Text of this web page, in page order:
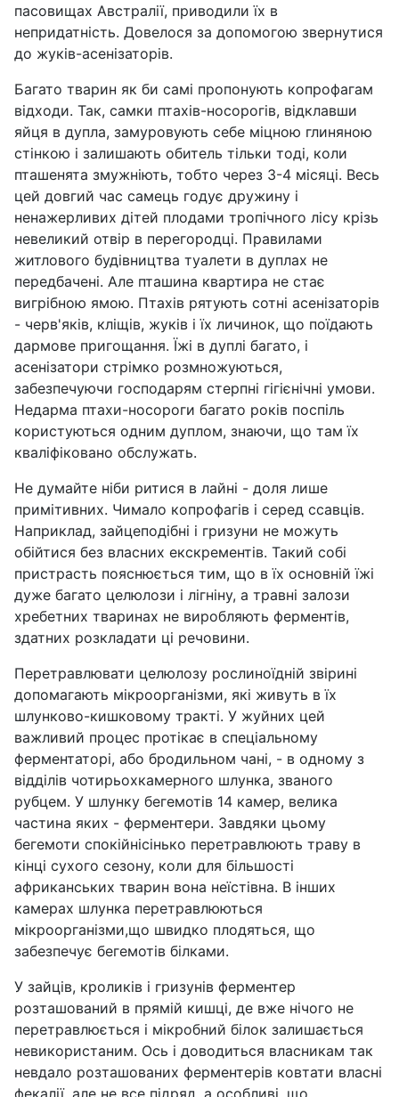
пасовищах Австралії, приводили їх в
непридатність. Довелося за допомогою звернутися
до жуків-асенізаторів.
Багато тварин як би самі пропонують копрофагам
відходи. Так, самки птахів-носорогів, відклавши
яйця в дупла, замуровують себе міцною глиняною
стінкою і залишають обитель тільки тоді, коли
пташенята змужніють, тобто через 3-4 місяці. Весь
цей довгий час самець годує дружину і
ненажерливих дітей плодами тропічного лісу крізь
невеликий отвір в перегородці. Правилами
житлового будівництва туалети в дуплах не
передбачені. Але пташина квартира не стає
вигрібною ямою. Птахів рятують сотні асенізаторів
- черв'яків, кліщів, жуків і їх личинок, що поїдають
дармове пригощання. Їжі в дуплі багато, і
асенізатори стрімко розмножуються,
забезпечуючи господарям стерпні гігієнічні умови.
Недарма птахи-носороги багато років поспіль
користуються одним дуплом, знаючи, що там їх
кваліфіковано обслужать.
Не думайте ніби ритися в лайні - доля лише
примітивних. Чимало копрофагів і серед ссавців.
Наприклад, зайцеподібні і гризуни не можуть
обійтися без власних екскрементів. Такий собі
пристрасть пояснюється тим, що в їх основній їжі
дуже багато целюлози і лігніну, а травні залози
хребетних тваринах не виробляють ферментів,
здатних розкладати ці речовини.
Перетравлювати целюлозу рослиноїдній звірині
допомагають мікроорганізми, які живуть в їх
шлунково-кишковому тракті. У жуйних цей
важливий процес протікає в спеціальному
ферментаторі, або бродильном чані, - в одному з
відділів чотирьохкамерного шлунка, званого
рубцем. У шлунку бегемотів 14 камер, велика
частина яких - ферментери. Завдяки цьому
бегемоти спокійнісінько перетравлюють траву в
кінці сухого сезону, коли для більшості
африканських тварин вона неїстівна. В інших
камерах шлунка перетравлюються
мікроорганізми,що швидко плодяться, що
забезпечує бегемотів білками.
У зайців, кроликів і гризунів ферментер
розташований в прямій кишці, де вже нічого не
перетравлюється і мікробний білок залишається
невикористаним. Ось і доводиться власникам так
невдало розташованих ферментерів ковтати власні
фекалії, але не все підряд, а особливі, що